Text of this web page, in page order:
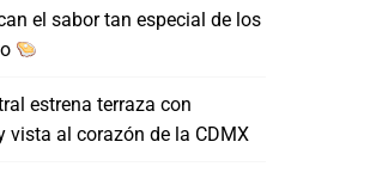
el sabor tan especial de los
estrena terraza con
vista al corazón de la CDMX